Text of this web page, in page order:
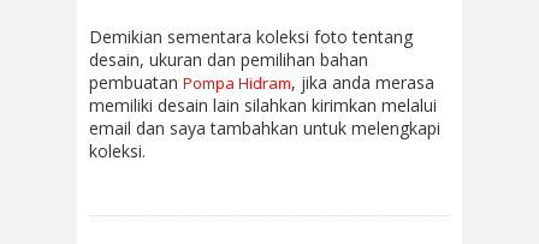
Demikian sementara koleksi foto tentang
desain, ukuran dan pemilihan bahan
pembuatan Pompa Hidram, jika anda merasa
memiliki desain lain silahkan kirimkan melalui
email dan saya tambahkan untuk melengkapi
koleksi.